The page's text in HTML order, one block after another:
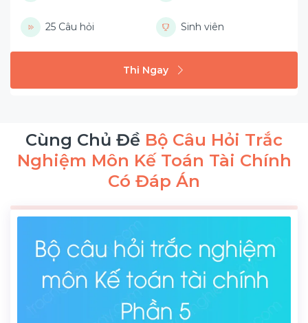
25 Câu hỏi Sinh viên
Thi Ngay
Cùng Chủ Đề Bộ Câu Hỏi Trắc
Nghiệm Môn Kế Toán Tài Chính
Có Đáp Án